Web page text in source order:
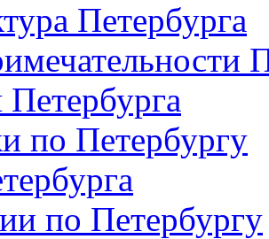
Петербурга
по Петербургу
по Петербургу